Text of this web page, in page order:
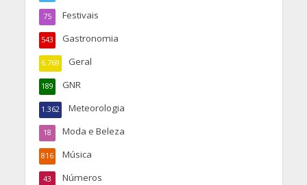
Festivais
75
Gastronomia
543
Geral
6.769
GNR
189
Meteorologia
1.362
Moda e Beleza
18
Música
816
Números
43